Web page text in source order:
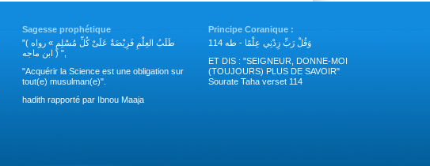
Sagesse prophétique
"( طَلَبُ العِلْمِ فَرِيْضَةٌ عَلَىْ كُلِّ مُسْلِمٍ » رواه
ابن ماجه ) ",
"Acquérir la Science est une obligation sur
tout(e) musulman(e)".
hadith rapporté par Ibnou Maaja
Principe Coranique :
وَقُلْ رَبِّ زِدْنِي عِلْمًا - طه 114
ET DIS : "SEIGNEUR, DONNE-MOI
(TOUJOURS) PLUS DE SAVOIR"
Sourate Taha verset 114